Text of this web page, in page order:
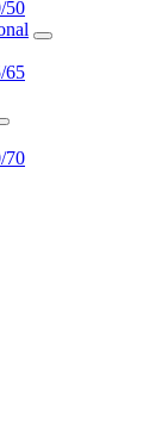
50
65
70